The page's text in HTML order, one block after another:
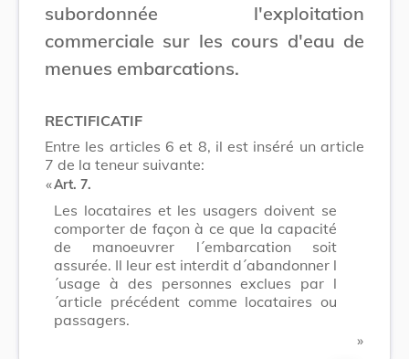
subordonnée l'exploitation
commerciale sur les cours d'eau de
menues embarcations.
RECTIFICATIF
Entre les articles 6 et 8, il est inséré un article
7 de la teneur suivante:
​ «Art. 7.
Les locataires et les usagers doivent se
comporter de façon à ce que la capacité
de manoeuvrer l´embarcation soit
assurée. Il leur est interdit d´abandonner l
´usage à des personnes exclues par l
´article précédent comme locataires ou
passagers.
​ »